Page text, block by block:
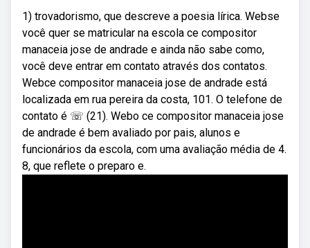
1) trovadorismo, que descreve a poesia lírica. Webse
você quer se matricular na escola ce compositor
manaceia jose de andrade e ainda não sabe como,
você deve entrar em contato através dos contatos.
Webce compositor manaceia jose de andrade está
localizada em rua pereira da costa, 101. O telefone de
contato é ☏ (21). Webo ce compositor manaceia jose
de andrade é bem avaliado por pais, alunos e
funcionários da escola, com uma avaliação média de 4.
8, que reflete o preparo e.